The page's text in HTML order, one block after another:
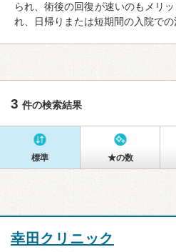
られ、術後の回復が速いのもメリ
れ、日帰りまたは短期間の入院での
3 件の検索結果
標準 ★の数
幸田クリニック